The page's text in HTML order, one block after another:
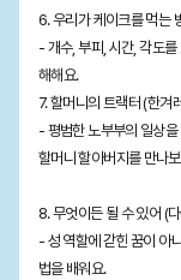
6. 우리가 케이크를 먹는
- 개수, 부피, 시간, 각도
해해요.
7. 할머니의 트랙터 (한
- 평범한 노부부의 일상
할머니 할아버지를 만나
8. 무엇이든 될 수 있어 (
- 성 역할에 갇힌 꿈이 아
법을 배워요.